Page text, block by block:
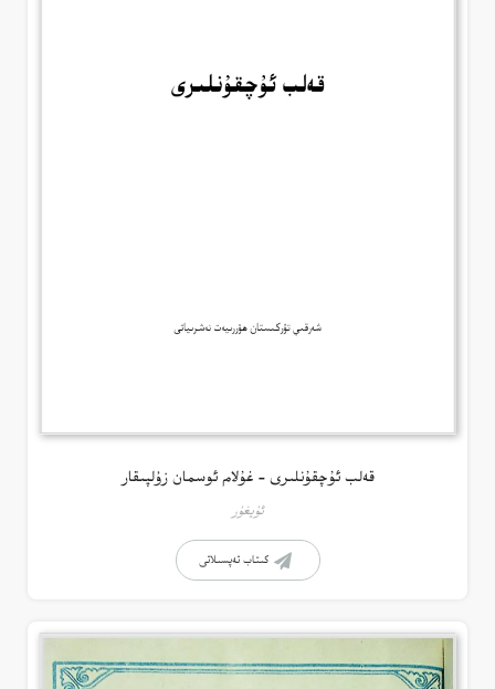
قەلب ئۇچقۇنلىرى – غۇلام ئوسمان زۇلپىقار
ئۇيغۇر
كىتاب تەپسىلاتى